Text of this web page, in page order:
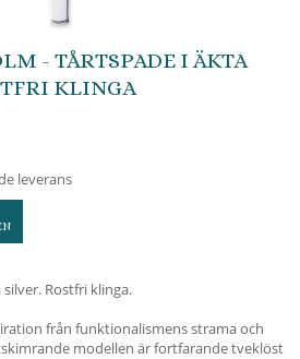
- TÅRTSPADE I ÄKTA
KLINGA
leverans
Rostfri klinga.
från funktionalismens strama och
modellen är fortfarande tveklöst